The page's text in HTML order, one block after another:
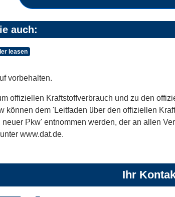
auch:
leasen
vorbehalten.
offiziellen Kraftstoffverbrauch und zu den
können dem 'Leitfaden über den offiziellen
Pkw' entnommen werden, der an allen
www.dat.de.
Ihr